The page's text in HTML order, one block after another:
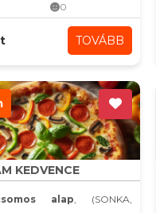
0
TOVÁBB
KEDVENCE
alap, (SONKA,